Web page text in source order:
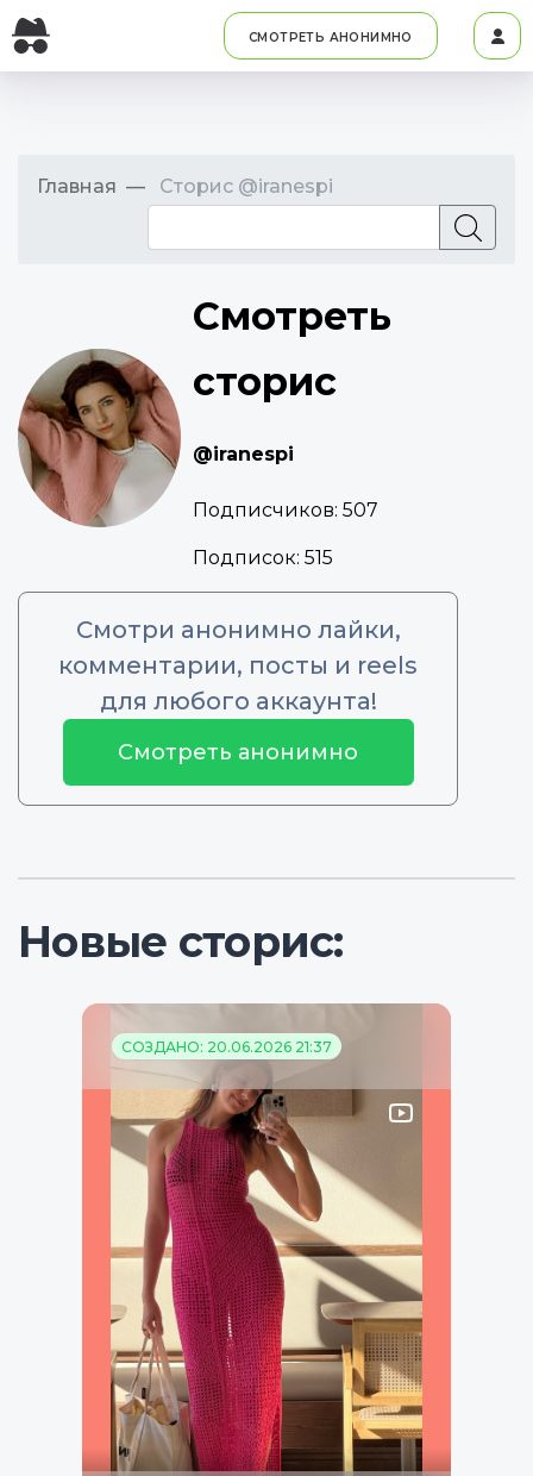
СМОТРЕТЬ АНОНИМНО
Главная Сторис @iranespi
Смотреть
сторис
@iranespi
Подписчиков: 507
Подписок: 515
Смотри анонимно лайки,
комментарии, посты и reels
для любого аккаунта!
Смотреть анонимно
Новые сторис:
СОЗДАНО: 20.06.2026 21:37